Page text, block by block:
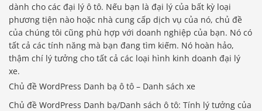
dành cho các đại lý ô tô. Nếu bạn là đại lý của bất kỳ loại
phương tiện nào hoặc nhà cung cấp dịch vụ của nó, chủ đề
của chúng tôi cũng phù hợp với doanh nghiệp của bạn. Nó có
tất cả các tính năng mà bạn đang tìm kiếm. Nó hoàn hảo,
thậm chí lý tưởng cho tất cả các loại hình kinh doanh đại lý
xe.
Chủ đề WordPress Danh bạ ô tô – Danh sách xe
Chủ đề WordPress Danh bạ/Danh sách ô tô: Tính lý tưởng của